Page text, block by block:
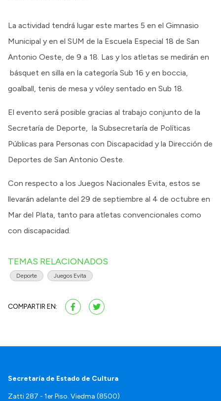
La actividad tendrá lugar este martes 5 en el Gimnasio
Municipal y en el SUM de la Escuela Especial 18 de San
Antonio Oeste, de 9 a 18. Las y los atletas se medirán en
básquet en silla en la categoría Sub 16 y en boccia,
goalball, tenis de mesa y vóley sentado en Sub 18.
El evento será posible gracias al trabajo conjunto de la
Secretaría de Deporte, la Subsecretaría de Políticas
Públicas para Personas con Discapacidad y la Dirección de
Deportes de San Antonio Oeste.
Con respecto a los Juegos Nacionales Evita, estos se
llevarán adelante del 29 de septiembre al 4 de octubre en
Mar del Plata, tanto para atletas convencionales como
con discapacidad.
TEMAS RELACIONADOS
Deporte Juegos Evita
COMPARTIR EN:
Secretaría de Estado de Cultura
Zatti 287 - 1er Piso. Viedma (8500)